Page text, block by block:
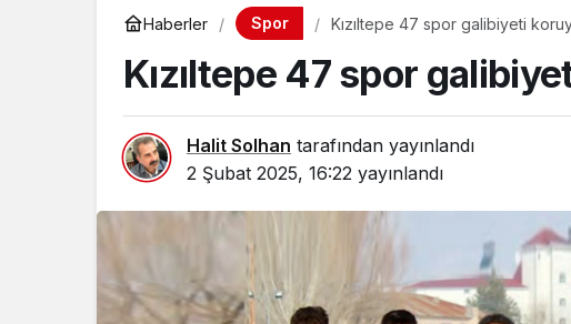
Haberler Spor Kızıltepe 47 spor galibiyeti
Kızıltepe 47 spor
Halit Solhan tarafından yayınlandı
2 Şubat 2025, 16:22 yayınlandı